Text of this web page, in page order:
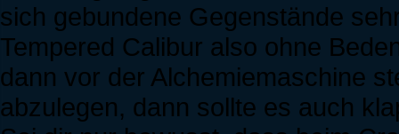
sich gebundene Gegenstände
Tempered Calibur also ohne
dann vor der Alchemiemaschine
abzulegen, dann sollte es auch